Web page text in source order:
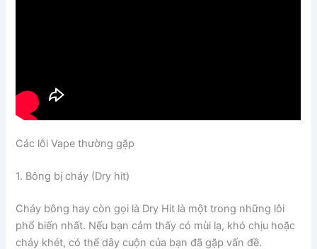
Các lỗi Vape thường gặp
1. Bông bị cháy (Dry hit)
Cháy bông hay còn gọi là Dry Hit là một trong những lỗi
phổ biến nhất. Nếu bạn cảm thấy có mùi lạ, khó chịu hoặc
cháy khét, có thể dây cuộn của bạn đã gặp vấn đề.